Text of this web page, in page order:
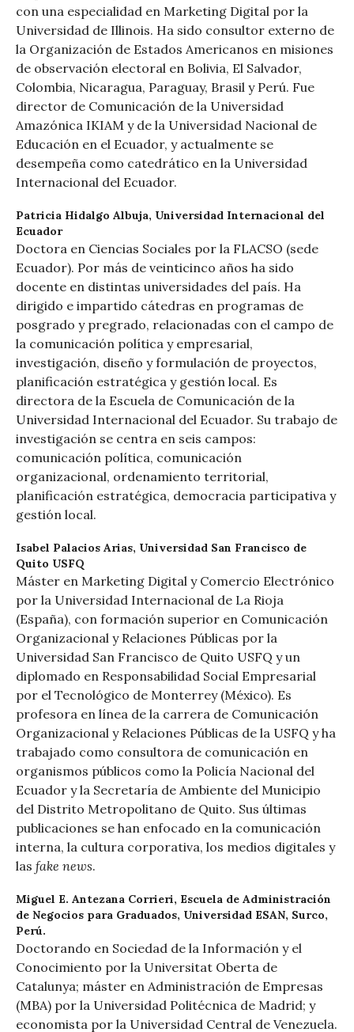
con una especialidad en Marketing Digital por la
Universidad de Illinois. Ha sido consultor externo de
la Organización de Estados Americanos en misiones
de observación electoral en Bolivia, El Salvador,
Colombia, Nicaragua, Paraguay, Brasil y Perú. Fue
director de Comunicación de la Universidad
Amazónica IKIAM y de la Universidad Nacional de
Educación en el Ecuador, y actualmente se
desempeña como catedrático en la Universidad
Internacional del Ecuador.
Patricia Hidalgo Albuja, Universidad Internacional del
Ecuador
Doctora en Ciencias Sociales por la FLACSO (sede
Ecuador). Por más de veinticinco años ha sido
docente en distintas universidades del país. Ha
dirigido e impartido cátedras en programas de
posgrado y pregrado, relacionadas con el campo de
la comunicación política y empresarial,
investigación, diseño y formulación de proyectos,
planificación estratégica y gestión local. Es
directora de la Escuela de Comunicación de la
Universidad Internacional del Ecuador. Su trabajo de
investigación se centra en seis campos:
comunicación política, comunicación
organizacional, ordenamiento territorial,
planificación estratégica, democracia participativa y
gestión local.
Isabel Palacios Arias, Universidad San Francisco de
Quito USFQ
Máster en Marketing Digital y Comercio Electrónico
por la Universidad Internacional de La Rioja
(España), con formación superior en Comunicación
Organizacional y Relaciones Públicas por la
Universidad San Francisco de Quito USFQ y un
diplomado en Responsabilidad Social Empresarial
por el Tecnológico de Monterrey (México). Es
profesora en línea de la carrera de Comunicación
Organizacional y Relaciones Públicas de la USFQ y ha
trabajado como consultora de comunicación en
organismos públicos como la Policía Nacional del
Ecuador y la Secretaría de Ambiente del Municipio
del Distrito Metropolitano de Quito. Sus últimas
publicaciones se han enfocado en la comunicación
interna, la cultura corporativa, los medios digitales y
las fake news.
Miguel E. Antezana Corrieri, Escuela de Administración
de Negocios para Graduados, Universidad ESAN, Surco,
Perú.
Doctorando en Sociedad de la Información y el
Conocimiento por la Universitat Oberta de
Catalunya; máster en Administración de Empresas
(MBA) por la Universidad Politécnica de Madrid; y
economista por la Universidad Central de Venezuela.